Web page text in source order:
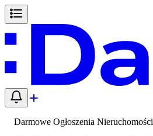
Darmowe Ogłoszenia Nieruchomości